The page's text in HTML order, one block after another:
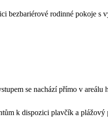
bezbariérové rodinné pokoje s
se nachází přímo v
k dispozici plavčík a plážový